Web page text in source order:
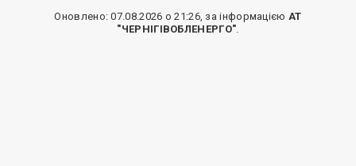
Оновлено: 07.08.2026 о 21:26, за інформацією АТ
"ЧЕРНІГІВОБЛЕНЕРГО".